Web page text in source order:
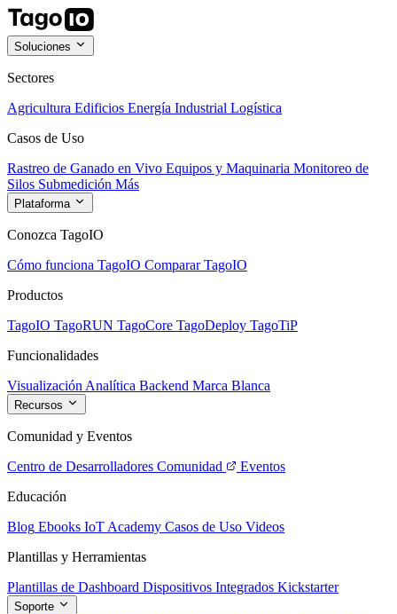
Soluciones
Sectores
Agricultura Edificios Energía Industrial Logística
Casos de Uso
Rastreo de Ganado en Vivo Equipos y Maquinaria Monitoreo de
Silos Submedición Más
Plataforma
Conozca TagoIO
Cómo funciona TagoIO Comparar TagoIO
Productos
TagoIO TagoRUN TagoCore TagoDeploy TagoTiP
Funcionalidades
Visualización Analítica Backend Marca Blanca
Recursos
Comunidad y Eventos
Centro de Desarrolladores Comunidad
Eventos
Educación
Blog Ebooks IoT Academy Casos de Uso Videos
Plantillas y Herramientas
Plantillas de Dashboard Dispositivos Integrados Kickstarter
Soporte